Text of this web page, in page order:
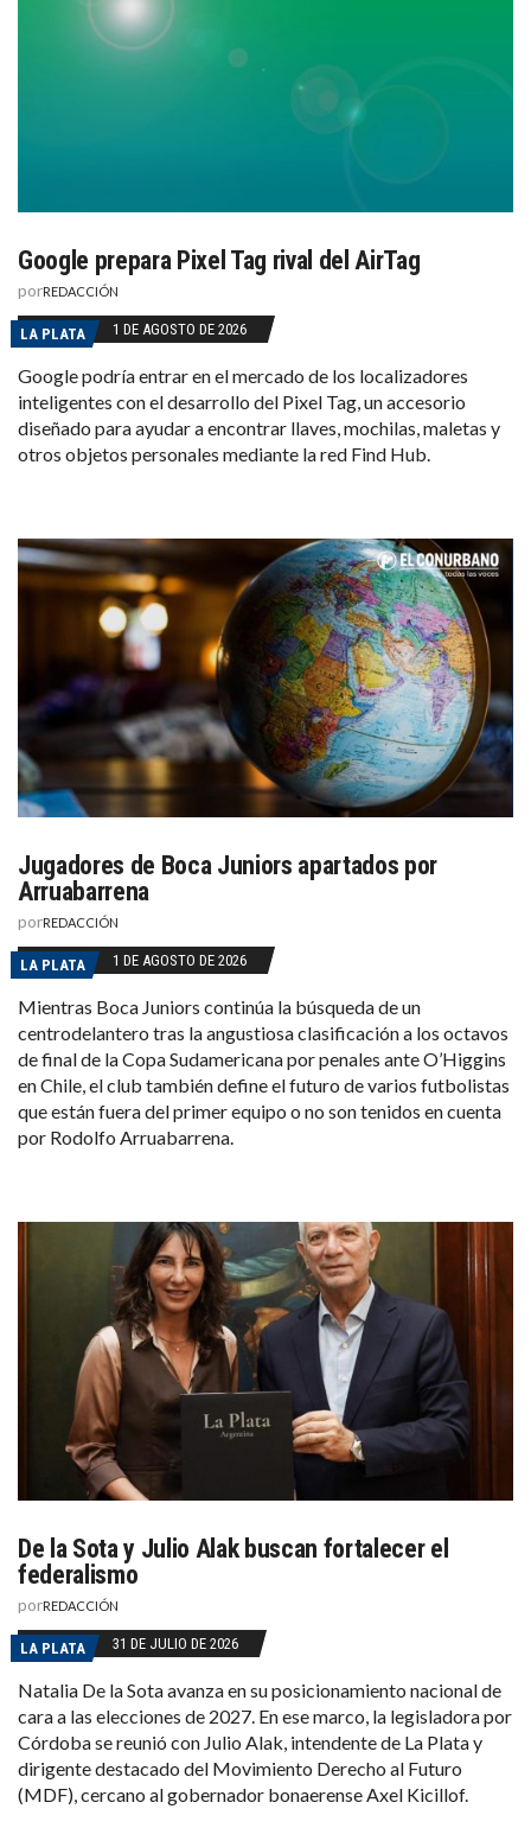
Google prepara Pixel Tag rival del AirTag
porREDACCIÓN
LA PLATA 1 DE AGOSTO DE 2026
Google podría entrar en el mercado de los localizadores
inteligentes con el desarrollo del Pixel Tag, un accesorio
diseñado para ayudar a encontrar llaves, mochilas, maletas y
otros objetos personales mediante la red Find Hub.
Jugadores de Boca Juniors apartados por
Arruabarrena
porREDACCIÓN
LA PLATA 1 DE AGOSTO DE 2026
Mientras Boca Juniors continúa la búsqueda de un
centrodelantero tras la angustiosa clasificación a los octavos
de final de la Copa Sudamericana por penales ante O’Higgins
en Chile, el club también define el futuro de varios futbolistas
que están fuera del primer equipo o no son tenidos en cuenta
por Rodolfo Arruabarrena.
De la Sota y Julio Alak buscan fortalecer el
federalismo
porREDACCIÓN
LA PLATA 31 DE JULIO DE 2026
Natalia De la Sota avanza en su posicionamiento nacional de
cara a las elecciones de 2027. En ese marco, la legisladora por
Córdoba se reunió con Julio Alak, intendente de La Plata y
dirigente destacado del Movimiento Derecho al Futuro
(MDF), cercano al gobernador bonaerense Axel Kicillof.